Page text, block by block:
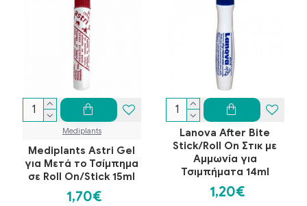
Mediplants
Mediplants Astri Gel
για Μετά το Τσίμπημα
σε Roll On/Stick 15ml
1,70€
Lanova After Bite
Stick/Roll On Στικ με
Αμμωνία για
Τσιμπήματα 14ml
1,20€